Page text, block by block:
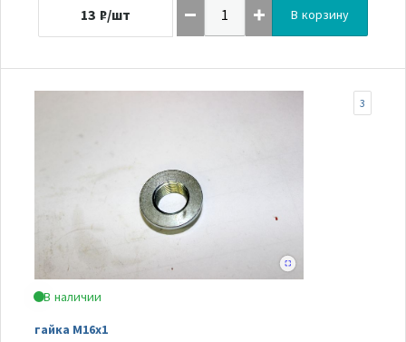
13 ₽/шт В корзину
В наличии
гайка M16x1
3